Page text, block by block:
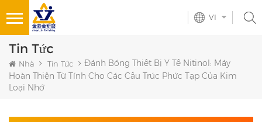
VI
Tin Tức
Nhà Tin Tức
Đánh Bóng Thiết Bị Y Tế Nitinol: Máy
Hoàn Thiện Từ Tính Cho Các Cấu Trúc Phức Tạp Của Kim
Loại Nhớ